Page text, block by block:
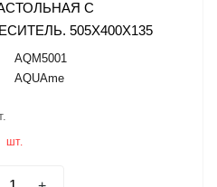
С
505X400X135
AQM5001
AQUAme
шт.